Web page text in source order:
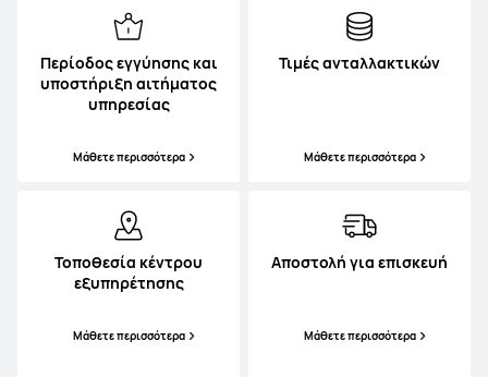
Περίοδος εγγύησης και
υποστήριξη αιτήματος
υπηρεσίας
Μάθετε περισσότερα
Τιμές ανταλλακτικών
Μάθετε περισσότερα
Τοποθεσία κέντρου
εξυπηρέτησης
Μάθετε περισσότερα
Αποστολή για επισκευή
Μάθετε περισσότερα